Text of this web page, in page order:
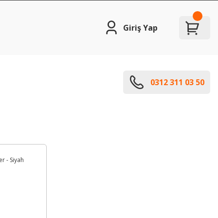
Giriş Yap
0312 311 03 50